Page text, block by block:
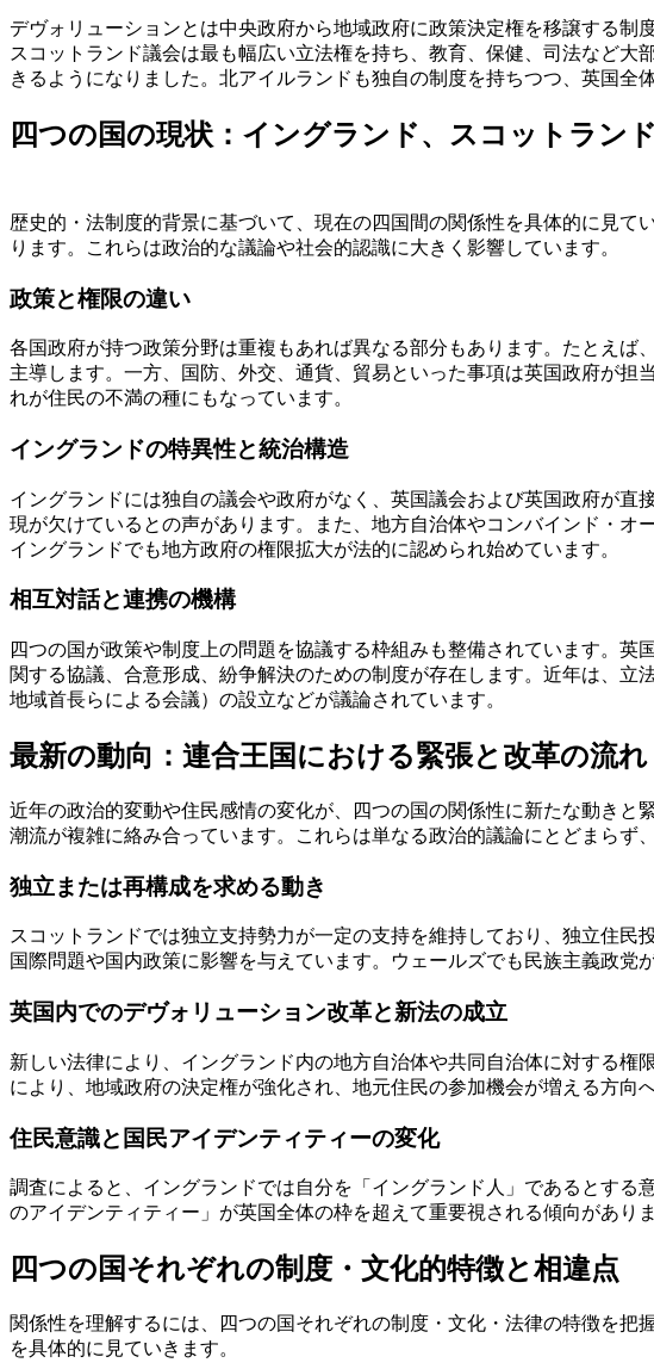
デヴォリューションとは中央政府から地域政府に政策決定権を移譲する制
スコットランド議会は最も幅広い立法権を持ち、教育、保健、司法など
きるようになりました。北アイルランドも独自の制度を持ちつつ、英国全
四つの国の現状：イングランド、スコットラン
歴史的・法制度的背景に基づいて、現在の四国間の関係性を具体的に見
ります。これらは政治的な議論や社会的認識に大きく影響しています。
政策と権限の違い
各国政府が持つ政策分野は重複もあれば異なる部分もあります。たとえ
主導します。一方、国防、外交、通貨、貿易といった事項は英国政府が
れが住民の不満の種にもなっています。
イングランドの特異性と統治構造
イングランドには独自の議会や政府がなく、英国議会および英国政府が
現が欠けているとの声があります。また、地方自治体やコンバインド・オ
イングランドでも地方政府の権限拡大が法的に認められ始めています。
相互対話と連携の機構
四つの国が政策や制度上の問題を協議する枠組みも整備されています。
関する協議、合意形成、紛争解決のための制度が存在します。近年は、
地域首長らによる会議）の設立などが議論されています。
最新の動向：連合王国における緊張と改革の流れ
近年の政治的変動や住民感情の変化が、四つの国の関係性に新たな動き
潮流が複雑に絡み合っています。これらは単なる政治的議論にとどまらず
独立または再構成を求める動き
スコットランドでは独立支持勢力が一定の支持を維持しており、独立住
国際問題や国内政策に影響を与えています。ウェールズでも民族主義政党
英国内でのデヴォリューション改革と新法の成立
新しい法律により、イングランド内の地方自治体や共同自治体に対する権
により、地域政府の決定権が強化され、地元住民の参加機会が増える方向
住民意識と国民アイデンティティーの変化
調査によると、イングランドでは自分を「イングランド人」であるとす
のアイデンティティー」が英国全体の枠を超えて重要視される傾向があり
四つの国それぞれの制度・文化的特徴と相違点
関係性を理解するには、四つの国それぞれの制度・文化・法律の特徴を
を具体的に見ていきます。